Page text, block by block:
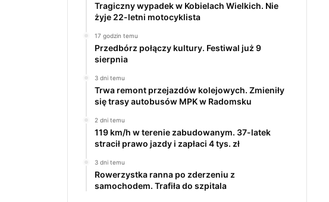
Tragiczny wypadek w Kobielach Wielkich. Nie
żyje 22-letni motocyklista
17 godzin temu
Przedbórz połączy kultury. Festiwal już 9
sierpnia
3 dni temu
Trwa remont przejazdów kolejowych. Zmieniły
się trasy autobusów MPK w Radomsku
2 dni temu
119 km/h w terenie zabudowanym. 37-latek
stracił prawo jazdy i zapłaci 4 tys. zł
3 dni temu
Rowerzystka ranna po zderzeniu z
samochodem. Trafiła do szpitala